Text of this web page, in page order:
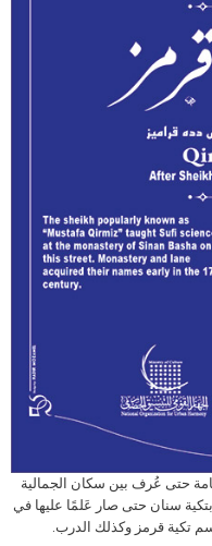
حتى عُرف بين سكان الجمالية
سنان حتى صار عَلمًا عليها في